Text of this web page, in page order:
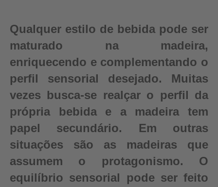
Qualquer estilo de bebida pode ser
maturado na madeira,
enriquecendo e complementando o
perfil sensorial desejado. Muitas
vezes busca-se realçar o perfil da
própria bebida e a madeira tem
papel secundário. Em outras
situações são as madeiras que
assumem o protagonismo. O
equilíbrio sensorial pode ser feito